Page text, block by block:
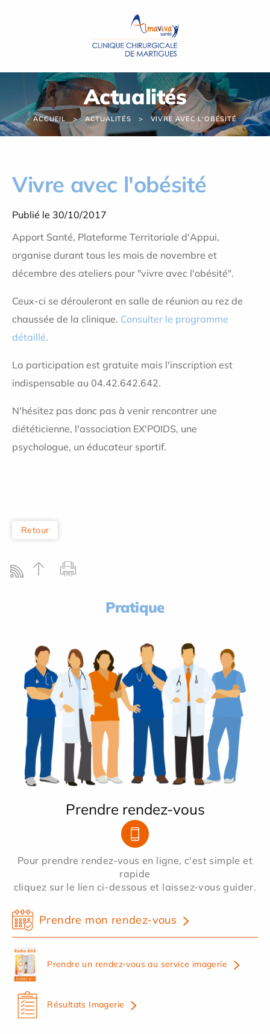
Actualités
ACCUEIL ACTUALITÉS VIVRE AVEC L'OBÉSITÉ
Vivre avec l'obésité
Publié le 30/10/2017
Apport Santé, Plateforme Territoriale d'Appui,
organise durant tous les mois de novembre et
décembre des ateliers pour "vivre avec l'obésité".
Ceux-ci se dérouleront en salle de réunion au rez de
chaussée de la clinique. Consulter le programme
détaillé.
La participation est gratuite mais l'inscription est
indispensable au 04.42.642.642.
N'hésitez pas donc pas à venir rencontrer une
diététicienne, l'association EX'POIDS, une
psychologue, un éducateur sportif.
Retour
Pratique
Prendre rendez-vous
Pour prendre rendez-vous en ligne, c'est simple et
rapide
cliquez sur le lien ci-dessous et laissez-vous guider.
Prendre mon rendez-vous
Prendre un rendez-vous au service imagerie
Résultats Imagerie